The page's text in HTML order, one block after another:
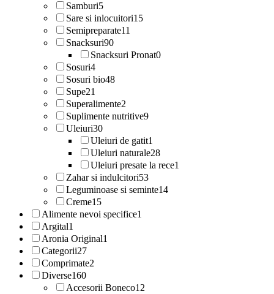
Samburi5
Sare si inlocuitori15
Semipreparate11
Snacksuri90
Snacksuri Pronat0
Sosuri4
Sosuri bio48
Supe21
Superalimente2
Suplimente nutritive9
Uleiuri30
Uleiuri de gatit1
Uleiuri naturale28
Uleiuri presate la rece1
Zahar si indulcitori53
Leguminoase si seminte14
Creme15
Alimente nevoi specifice1
Argital1
Aronia Original1
Categorii27
Comprimate2
Diverse160
Accesorii Boneco12